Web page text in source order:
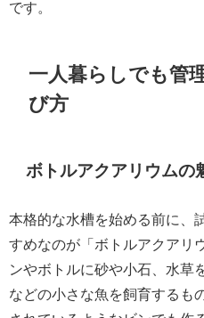
です。
一人暮らしでも管
び方
ボトルアクアリウムの
本格的な水槽を始める前に、
すめなのが「ボトルアクアリ
ンやボトルに砂や小石、水草
などの小さな魚を飼育するも